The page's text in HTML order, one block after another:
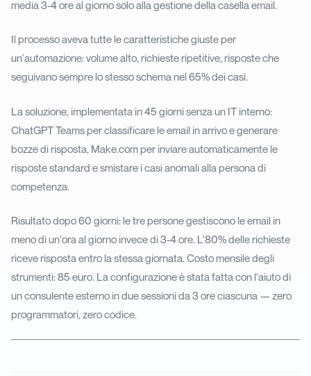
media 3-4 ore al giorno solo alla gestione della casella email.
Il processo aveva tutte le caratteristiche giuste per
un'automazione: volume alto, richieste ripetitive, risposte che
seguivano sempre lo stesso schema nel 65% dei casi.
La soluzione, implementata in 45 giorni senza un IT interno:
ChatGPT Teams per classificare le email in arrivo e generare
bozze di risposta, Make.com per inviare automaticamente le
risposte standard e smistare i casi anomali alla persona di
competenza.
Risultato dopo 60 giorni: le tre persone gestiscono le email in
meno di un'ora al giorno invece di 3-4 ore. L'80% delle richieste
riceve risposta entro la stessa giornata. Costo mensile degli
strumenti: 85 euro. La configurazione è stata fatta con l'aiuto di
un consulente esterno in due sessioni da 3 ore ciascuna — zero
programmatori, zero codice.